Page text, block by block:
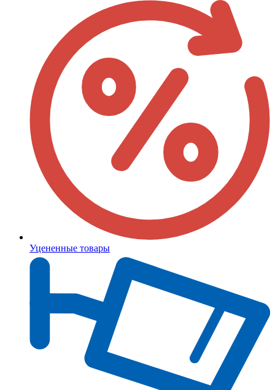
Уцененные товары